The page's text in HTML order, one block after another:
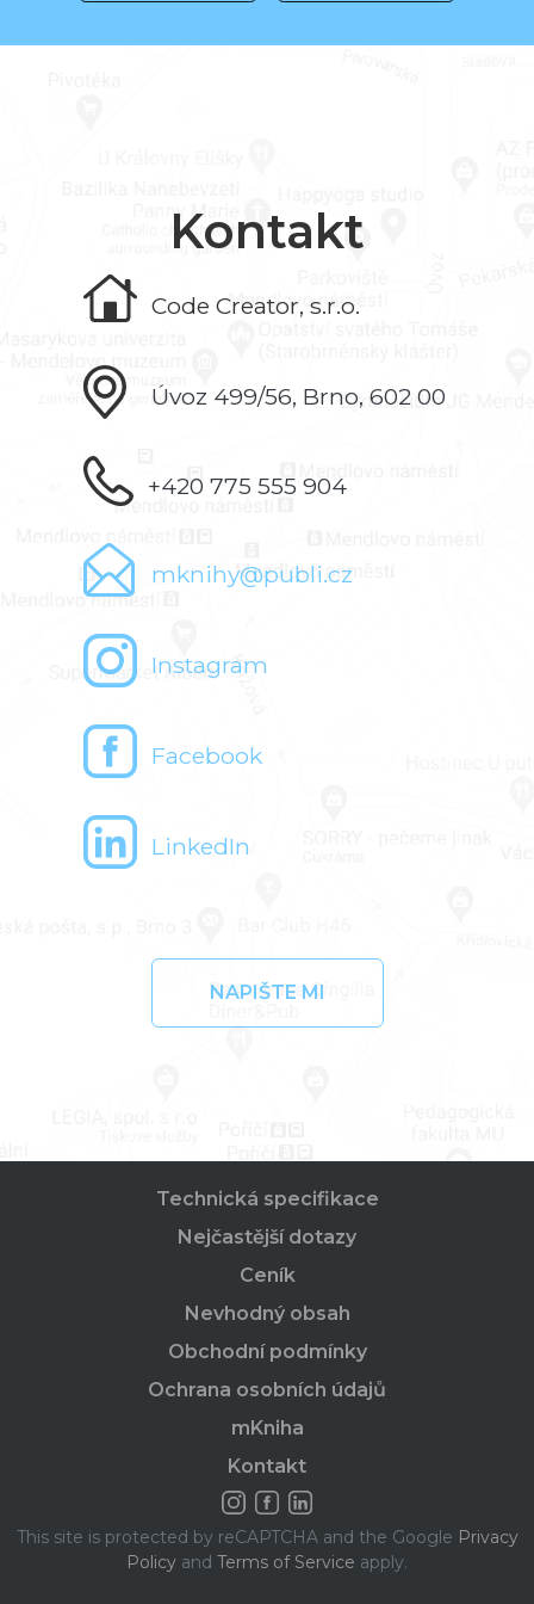
Kontakt
Code Creator, s.r.o.
Úvoz 499/56, Brno, 602 00
+420 775 555 904
mknihy@publi.cz
Instagram
Facebook
LinkedIn
NAPIŠTE MI
Technická specifikace
Nejčastější dotazy
Ceník
Nevhodný obsah
Obchodní podmínky
Ochrana osobních údajů
mKniha
Kontakt
This site is protected by reCAPTCHA and the Google Privacy
Policy and Terms of Service apply.